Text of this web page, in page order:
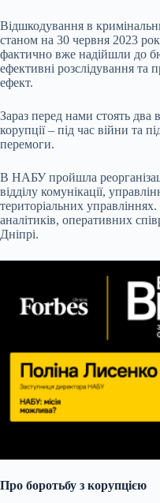
Відшкодування в
станом на 30 червня 2023
фактично вже надійшли до
ефективні розслідування та
ефект.
Зараз перед нами стоять два
корупції – під час війни та
перемоги.
В НАБУ пройшла
відділу комунікації,
територіальних
аналітиків, оперативних
Дніпрі.
Про боротьбу з корупцією